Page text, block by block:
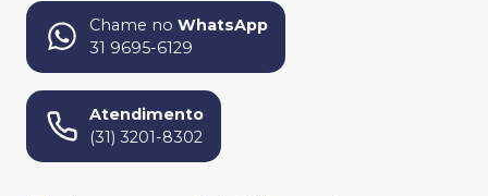
Chame no WhatsApp
31 9695-6129
Atendimento
(31) 3201-8302